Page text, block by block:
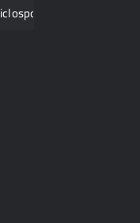
México y pide